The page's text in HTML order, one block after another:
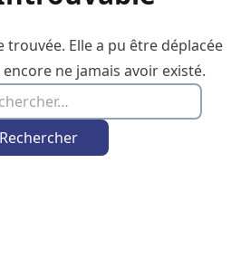
trouvée. Elle a pu être déplacée
ne jamais avoir existé.